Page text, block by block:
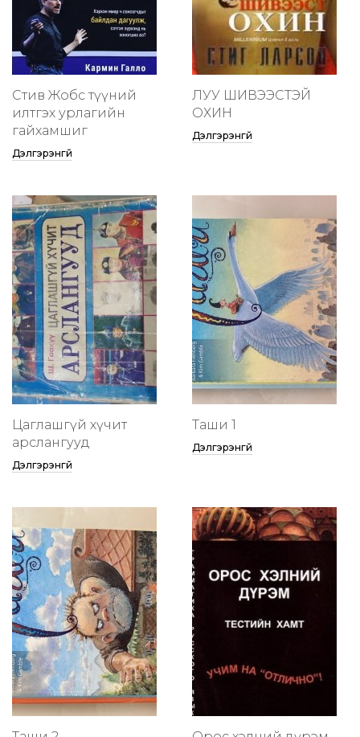
Стив Жобс түүний
илтгэх урлагийн
гайхамшиг
Дэлгэрэнгүй
ЛУУ ШИВЭЭСТЭЙ
ОХИН
Дэлгэрэнгүй
Цаглашгүй хүчит
арслангууд
Дэлгэрэнгүй
Таши 1
Дэлгэрэнгүй